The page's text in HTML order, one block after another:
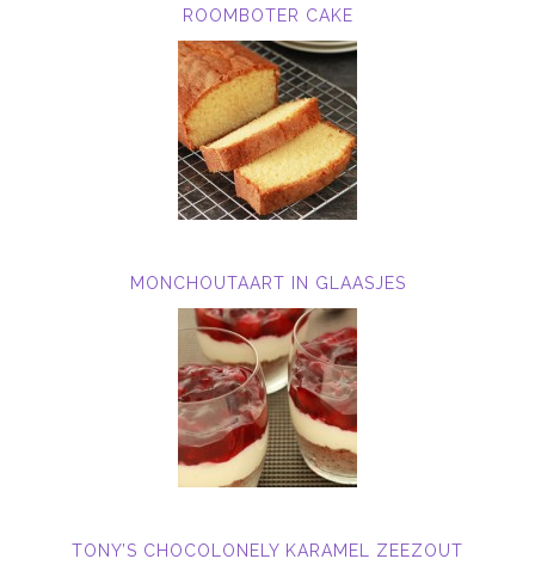
ROOMBOTER CAKE
MONCHOUTAART IN GLAASJES
TONY’S CHOCOLONELY KARAMEL ZEEZOUT